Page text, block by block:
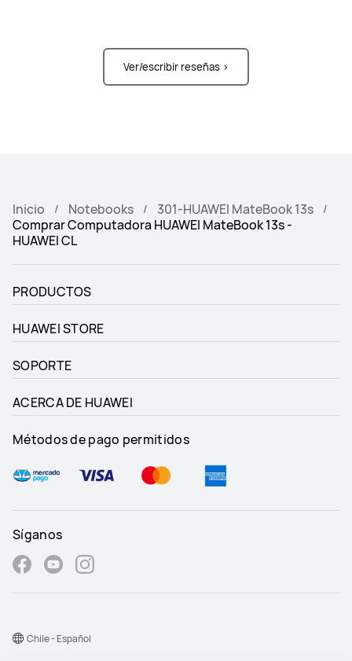
Ver/escribir reseñas >
Inicio Notebooks
301-HUAWEI MateBook 13s
Comprar Computadora HUAWEI MateBook 13s -
HUAWEI CL
PRODUCTOS
HUAWEI STORE
SOPORTE
ACERCA DE HUAWEI
Métodos de pago permitidos
Síganos
Chile - Español